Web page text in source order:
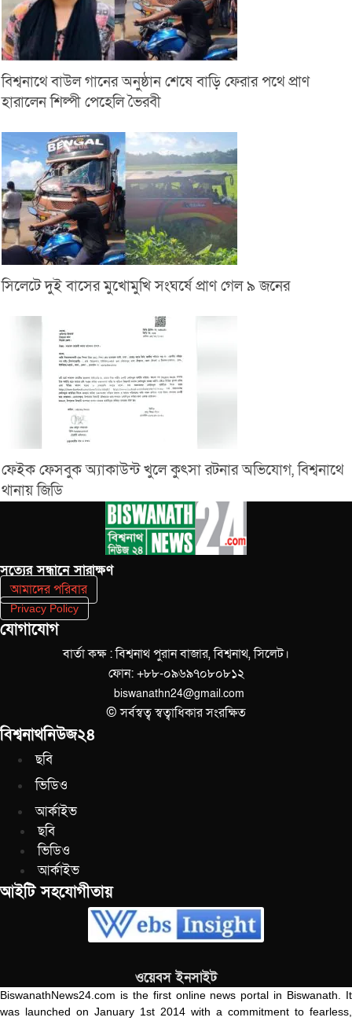
বিশ্বনাথে বাউল গানের অনুষ্ঠান শেষে বাড়ি ফেরার পথে প্রাণ
হারালেন শিল্পী পেহেলি ভৈরবী
সিলেটে দুই বাসের মুখোমুখি সংঘর্ষে প্রাণ গেল ৯ জনের
ফেইক ফেসবুক অ্যাকাউন্ট খুলে কুৎসা রটনার অভিযোগ, বিশ্বনাথে
থানায় জিডি
সত‌্যের সন্ধানে সারাক্ষণ
আমাদের পরিবার
Privacy Policy
যোগাযোগ
বার্তা কক্ষ : বিশ্বনাথ পুরান বাজার, বিশ্বনাথ, সিলেট।
ফোন: +৮৮-০৯৬৯৭০৮০৮১২
biswanathn24@gmail.com
© সর্বস্বত্ব স্বত্বাধিকার সংরক্ষিত
বিশ্বনাথনিউজ২৪
ছবি
ভিডিও
আর্কাইভ
ছবি
ভিডিও
আর্কাইভ
আইটি সহযোগীতায়
ওয়েবস ইনসাইট
BiswanathNews24.com is the first online news portal in Biswanath. It
was launched on January 1st 2014 with a commitment to fearless,